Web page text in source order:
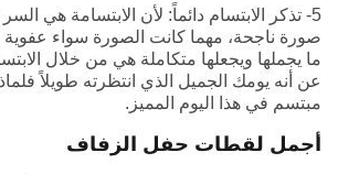
5- تذكر الابتسام دائماً: لأن الابتسامة هي
صورة ناجحة، مهما كانت الصورة سواء عفوية
ما يجملها ويجعلها متكاملة هي من خلال
عن أنه يومك الجميل الذي انتظرته طويلاً
مبتسم في هذا اليوم المميز.
أجمل لقطات حفل الزفاف